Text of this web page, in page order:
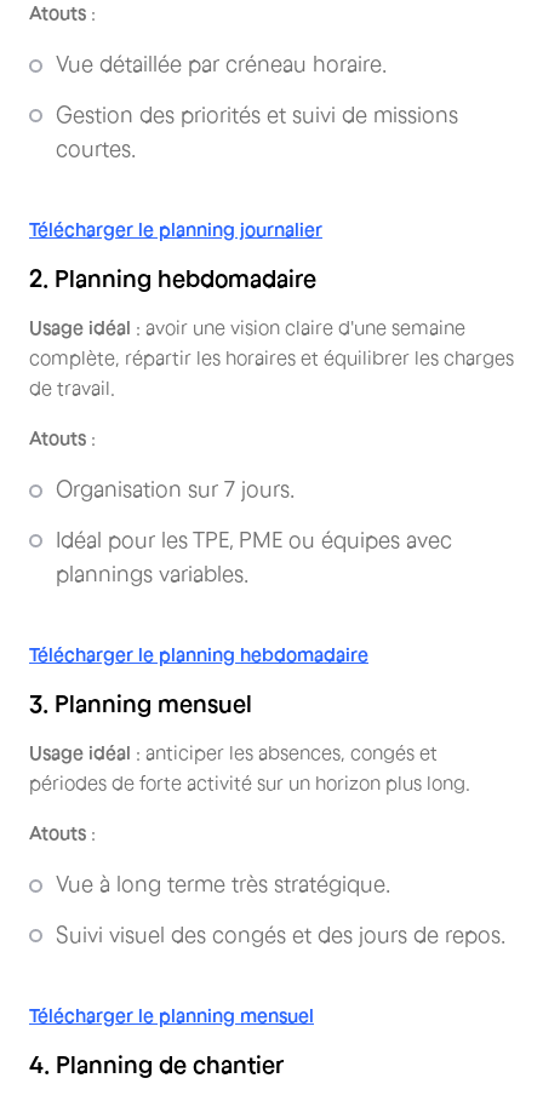
Atouts :
Vue détaillée par créneau horaire.
Gestion des priorités et suivi de missions
courtes.
Télécharger le planning journalier
2. Planning hebdomadaire
Usage idéal : avoir une vision claire d'une semaine
complète, répartir les horaires et équilibrer les charges
de travail.
Atouts :
Organisation sur 7 jours.
Idéal pour les TPE, PME ou équipes avec
plannings variables.
Télécharger le planning hebdomadaire
3. Planning mensuel
Usage idéal : anticiper les absences, congés et
périodes de forte activité sur un horizon plus long.
Atouts :
Vue à long terme très stratégique.
Suivi visuel des congés et des jours de repos.
Télécharger le planning mensuel
4. Planning de chantier